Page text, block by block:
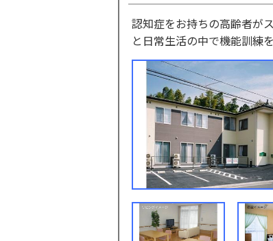
認知症をお持ちの高齢者が
と日常生活の中で機能訓練